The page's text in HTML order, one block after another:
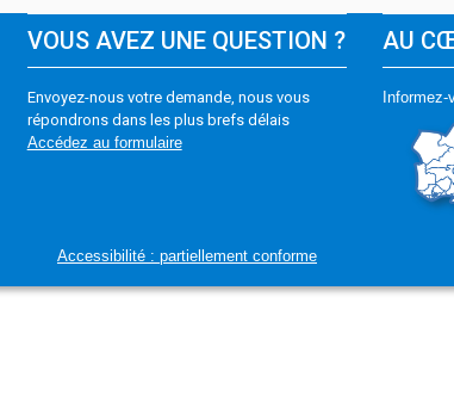
VOUS AVEZ UNE QUESTION ?
Envoyez-nous votre demande, nous vous
répondrons dans les plus brefs délais
Accédez au formulaire
AU
Informez-
Accessibilité : partiellement conforme